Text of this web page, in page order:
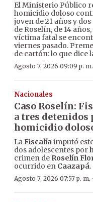
El Ministerio Público
homicidio doloso
joven de 21 años y
de Roselín, de 14
víctima fatal se
viernes pasado.
de cartón: lo que dice
Agosto 7, 2026 09:09 p. m.
Nacionales
Caso Roselín:
a tres detenidos
homicidio
LaFiscalíaimputó
dos adolescentes por
crimen de Roselín
ocurrido en Caazapá.
Agosto 7, 2026 07:57 p. m. ·